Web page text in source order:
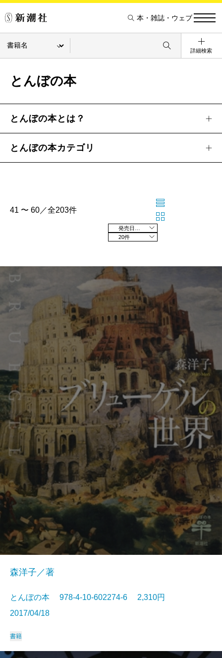
本・雑誌・ウェブ
詳細検索
とんぼの本
とんぼの本とは？
とんぼの本カテゴリ
41 〜 60／全203件
20件
森洋子／著
とんぼの本 978-4-10-602274-6 2,310円
2017/04/18
書籍